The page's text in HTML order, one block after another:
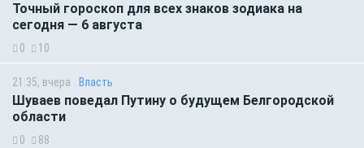
Точный гороскоп для всех знаков зодиака на
сегодня — 6 августа
0 10
21:35, вчера Власть
Шуваев поведал Путину о будущем Белгородской
области
0 88